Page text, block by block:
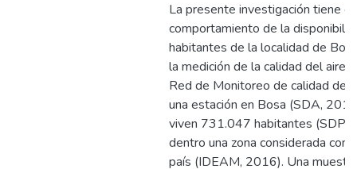
La presente investigación tiene
comportamiento de la
habitantes de la localidad de
la medición de la calidad del aire
Red de Monitoreo de calidad del
una estación en Bosa (SDA,
viven 731.047 habitantes (SDP,
dentro una zona considerada
país (IDEAM, 2016). Una